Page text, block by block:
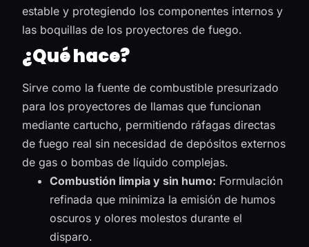
estable y protegiendo los componentes internos y
las boquillas de los proyectores de fuego.
¿Qué hace?
Sirve como la fuente de combustible presurizado
para los proyectores de llamas que funcionan
mediante cartucho, permitiendo ráfagas directas
de fuego real sin necesidad de depósitos externos
de gas o bombas de líquido complejas.
Combustión limpia y sin humo: Formulación
refinada que minimiza la emisión de humos
oscuros y olores molestos durante el
disparo.